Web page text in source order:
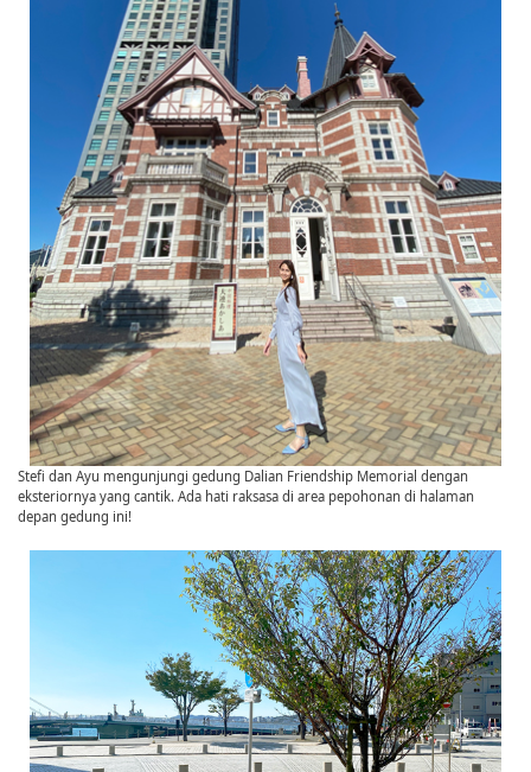
Stefi dan Ayu mengunjungi gedung Dalian Friendship Memorial dengan
eksteriornya yang cantik. Ada hati raksasa di area pepohonan di halaman
depan gedung ini!